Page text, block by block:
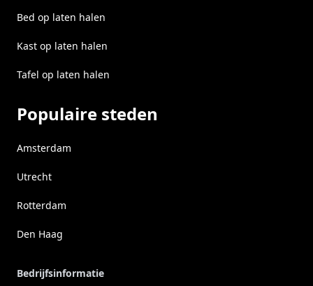
Bed op laten halen
Kast op laten halen
Tafel op laten halen
Populaire steden
Amsterdam
Utrecht
Rotterdam
Den Haag
Bedrijfsinformatie